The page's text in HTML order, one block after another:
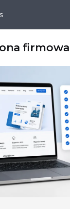
firmowa